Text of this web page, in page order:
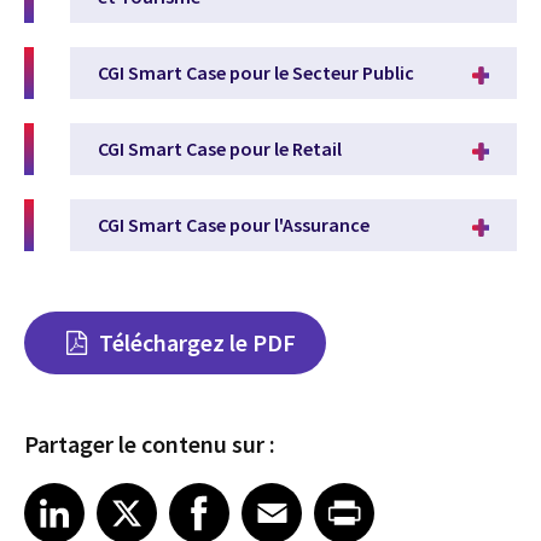
CGI Smart Case pour le Secteur Public
CGI Smart Case pour le Retail
CGI Smart Case pour l'Assurance
Téléchargez le PDF
Partager le contenu sur :
Share article on LinkedIn
LinkedIn
Share article on XShare article on Facebook
Facebook
Share article on Email
EmailShare article on Print